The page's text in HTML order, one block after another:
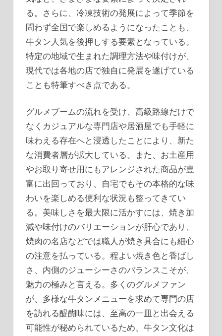
る。さらに、冷凍技術の発展によって季節を
問わず全国で楽しめるようになったことも、
牛タン人気を後押しする要素となっている。
特定の地域で生まれた調理方法や味付けが、
現代では各地の店で独自に発展を遂げている
ことも特筆すべき点である。
グルメブームの流れを受け、高級路線だけで
なくカジュアルな専門店や居酒屋でも手軽に
味わえる存在へと浸透したことにより、新た
な消費者層が拡大している。また、お土産用
やお取り寄せ用にもアレンジされた商品が豊
富に出回っており、自宅でもその本格的な味
わいを楽しめる便利な状況も整ってきてい
る。美味しさを最大限に活かすには、焼き加
減や味付けのバリエーションが肝心であり、
焼肉の名店などでは職人が焼き具合にも細心
の注意を払っている。程よい焼き色と香ばし
さ、内側のジューシーさのバランスこそが、
魅力の極みと言える。多くのグルメファン
が、多様な牛タンメニューを求めて専門の店
を訪れる醍醐味には、至高の一皿と出会える
可能性が秘められているため、牛タン文化は